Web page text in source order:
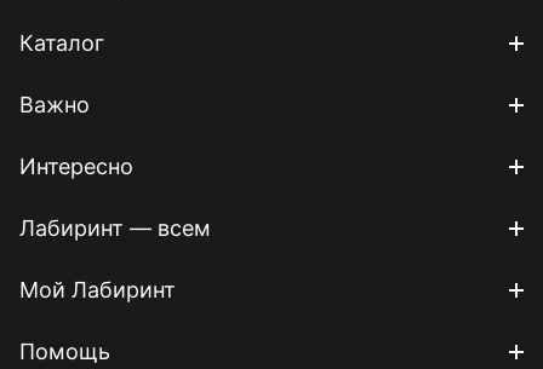
Каталог
Важно
Интересно
Лабиринт — всем
Мой Лабиринт
Помощь